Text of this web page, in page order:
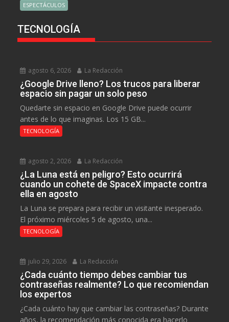
ESPECTÁCULOS
TECNOLOGÍA
agosto 6, 2026 La Redacción
¿Google Drive lleno? Los trucos para liberar
espacio sin pagar un solo peso
Quedarte sin espacio en Google Drive puede ocurrir
antes de lo que imaginas. Los 15 GB...
TECNOLOGÍA
agosto 2, 2026 La Redacción
¿La Luna está en peligro? Esto ocurrirá
cuando un cohete de SpaceX impacte contra
ella en agosto
La Luna se prepara para recibir un visitante inesperado.
El próximo miércoles 5 de agosto, una...
TECNOLOGÍA
julio 29, 2026 La Redacción
¿Cada cuánto tiempo debes cambiar tus
contraseñas realmente? Lo que recomiendan
los expertos
¿Cada cuánto hay que cambiar las contraseñas? Durante
años, la recomendación más conocida era hacerlo